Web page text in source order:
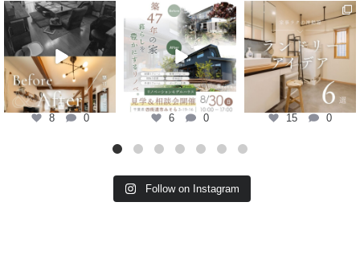
uchicoco_greenland
8月 8
8 0
uchicoco_greenland
8月 7
6 0
uchicoco_greenland
8月 6
15 0
Follow on Instagram